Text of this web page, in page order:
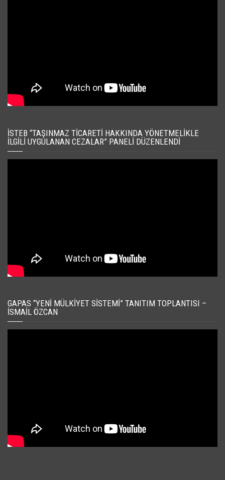
İSTEB “TAŞINMAZ TICARETI HAKKINDA YÖNETMELIKLE
İLGILI UYGULANAN CEZALAR” PANELI DÜZENLENDI
GAPAS “YENI MÜLKIYET SISTEMI” TANITIM TOPLANTISI –
İSMAIL ÖZCAN